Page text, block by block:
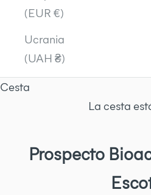
(EUR €)
Ucrania
(UAH ₴)
Cesta
La cesta
Prospecto